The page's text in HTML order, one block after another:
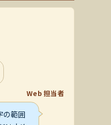
Web 担当者
の範囲